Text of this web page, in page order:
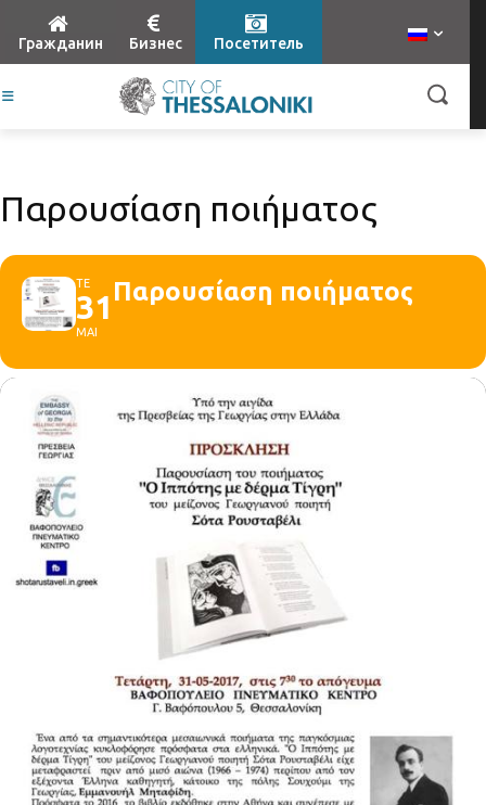
Гражданин Бизнес Посетитель
Παρουσίαση ποιήματος
ΤΕ
31
ΜΑΙ
Παρουσίαση ποιήματος